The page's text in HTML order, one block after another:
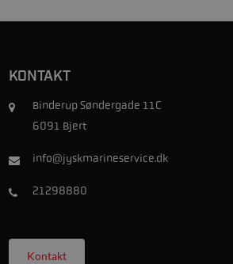
KONTAKT
Binderup Søndergade 11C
6091 Bjert
info@jyskmarineservice.dk
21298880
Kontakt